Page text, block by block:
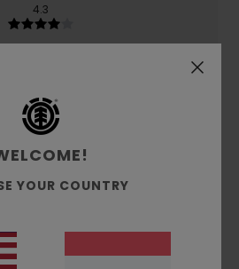
4.3
YOUR COUNTRY